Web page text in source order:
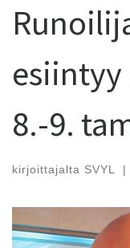
esiintyy
8.-9.
kirjoittajalta SVYL |